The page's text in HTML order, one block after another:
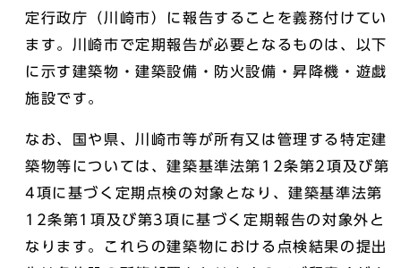
定行政庁（川崎市）に報告することを義務付けてい
ます。川崎市で定期報告が必要となるものは、以下
に示す建築物・建築設備・防火設備・昇降機・遊戯
施設です。
なお、国や県、川崎市等が所有又は管理する特定建
築物等については、建築基準法第12条第2項及び第
4項に基づく定期点検の対象となり、建築基準法第
12条第1項及び第3項に基づく定期報告の対象外と
なります。これらの建築物における点検結果の提出